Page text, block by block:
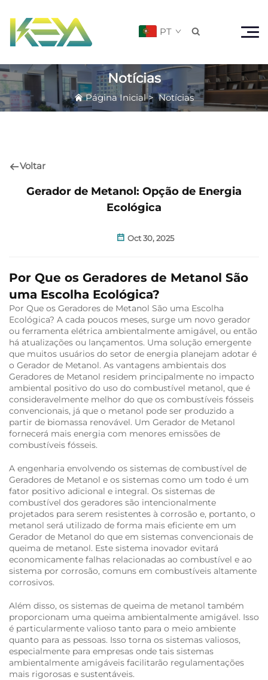
PT 
Notícias
Página Inicial>Notícias
Voltar
Gerador de Metanol: Opção de Energia
Ecológica
Oct 30, 2025
Por Que os Geradores de Metanol São
uma Escolha Ecológica?
Por Que os Geradores de Metanol São uma Escolha
Ecológica? A cada poucos meses, surge um novo gerador
ou ferramenta elétrica ambientalmente amigável, ou então
há atualizações ou lançamentos. Uma solução emergente
que muitos usuários do setor de energia planejam adotar é
o Gerador de Metanol. As vantagens ambientais dos
Geradores de Metanol residem principalmente no impacto
ambiental positivo do uso do combustível metanol, que é
consideravelmente melhor do que os combustíveis fósseis
convencionais, já que o metanol pode ser produzido a
partir de biomassa renovável. Um Gerador de Metanol
fornecerá mais energia com menores emissões de
combustíveis fósseis.
A engenharia envolvendo os sistemas de combustível de
Geradores de Metanol e os sistemas como um todo é um
fator positivo adicional e integral. Os sistemas de
combustível dos geradores são intencionalmente
projetados para serem resistentes à corrosão e, portanto, o
metanol será utilizado de forma mais eficiente em um
Gerador de Metanol do que em sistemas convencionais de
queima de metanol. Este sistema inovador evitará
economicamente falhas relacionadas ao combustível e ao
sistema por corrosão, comuns em combustíveis altamente
corrosivos.
Além disso, os sistemas de queima de metanol também
proporcionam uma queima ambientalmente amigável. Isso
é particularmente valioso tanto para o meio ambiente
quanto para as pessoas. Isso torna os sistemas valiosos,
especialmente para empresas onde tais sistemas
ambientalmente amigáveis facilitarão regulamentações
mais rigorosas e sustentáveis.